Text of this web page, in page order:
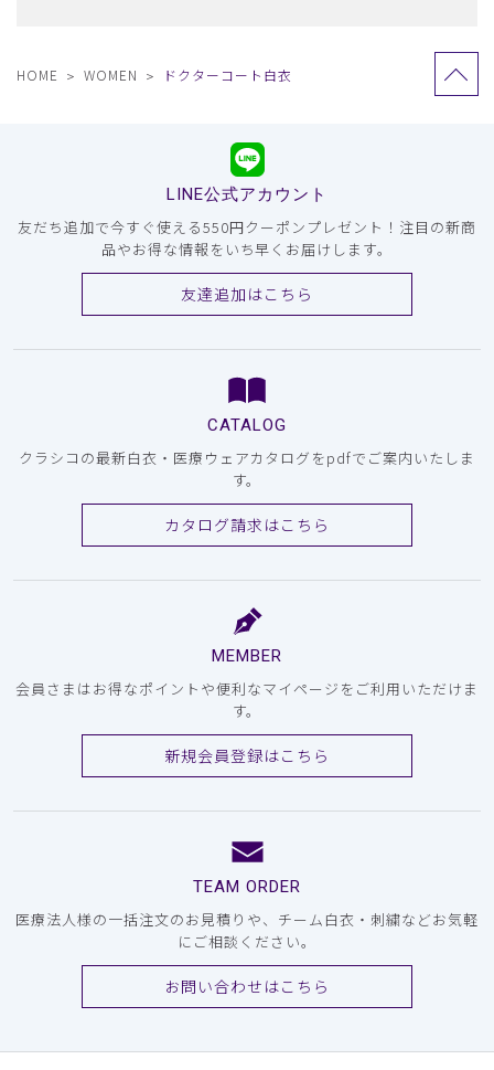
HOME WOMEN ドクターコート白衣
LINE公式アカウント
友だち追加で今すぐ使える550円クーポンプレゼント！注目の新商
品やお得な情報をいち早くお届けします。
友達追加はこちら
CATALOG
クラシコの最新白衣・医療ウェアカタログをpdfでご案内いたしま
す。
カタログ請求はこちら
MEMBER
会員さまはお得なポイントや便利なマイページをご利用いただけま
す。
新規会員登録はこちら
TEAM ORDER
医療法人様の一括注文のお見積りや、チーム白衣・刺繍などお気軽
にご相談ください。
お問い合わせはこちら